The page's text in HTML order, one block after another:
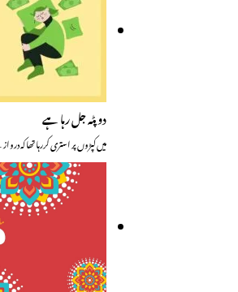
دوپٹہ جل رہا ہے
میں کپڑوں پر استری کررہا تھا کہ